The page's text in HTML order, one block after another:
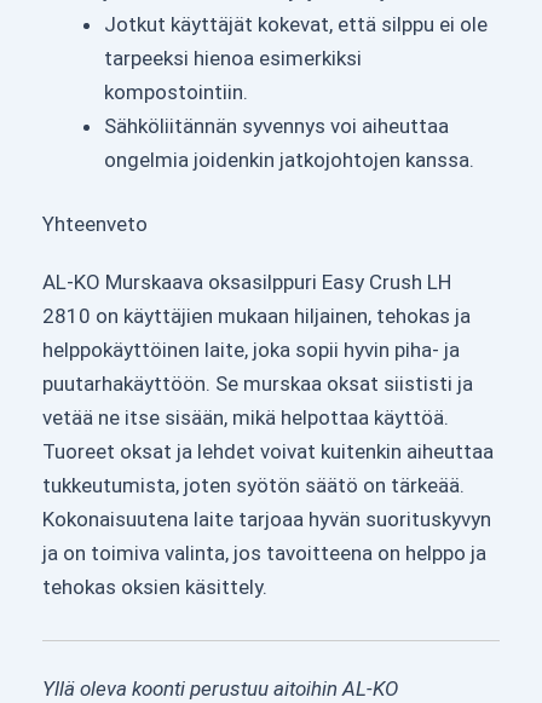
Jotkut käyttäjät kokevat, että silppu ei ole
tarpeeksi hienoa esimerkiksi
kompostointiin.
Sähköliitännän syvennys voi aiheuttaa
ongelmia joidenkin jatkojohtojen kanssa.
Yhteenveto
AL-KO Murskaava oksasilppuri Easy Crush LH
2810 on käyttäjien mukaan hiljainen, tehokas ja
helppokäyttöinen laite, joka sopii hyvin piha- ja
puutarhakäyttöön. Se murskaa oksat siististi ja
vetää ne itse sisään, mikä helpottaa käyttöä.
Tuoreet oksat ja lehdet voivat kuitenkin aiheuttaa
tukkeutumista, joten syötön säätö on tärkeää.
Kokonaisuutena laite tarjoaa hyvän suorituskyvyn
ja on toimiva valinta, jos tavoitteena on helppo ja
tehokas oksien käsittely.
Yllä oleva koonti perustuu aitoihin AL-KO